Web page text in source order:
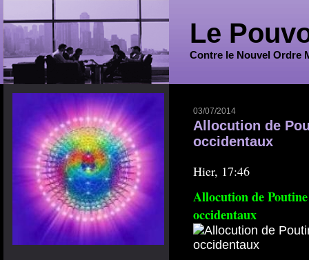
Le
Contre le Nouvel Ordre
03/07/2014
Allocution de
occidentaux
Hier, 17:46
Allocution de
occidentaux